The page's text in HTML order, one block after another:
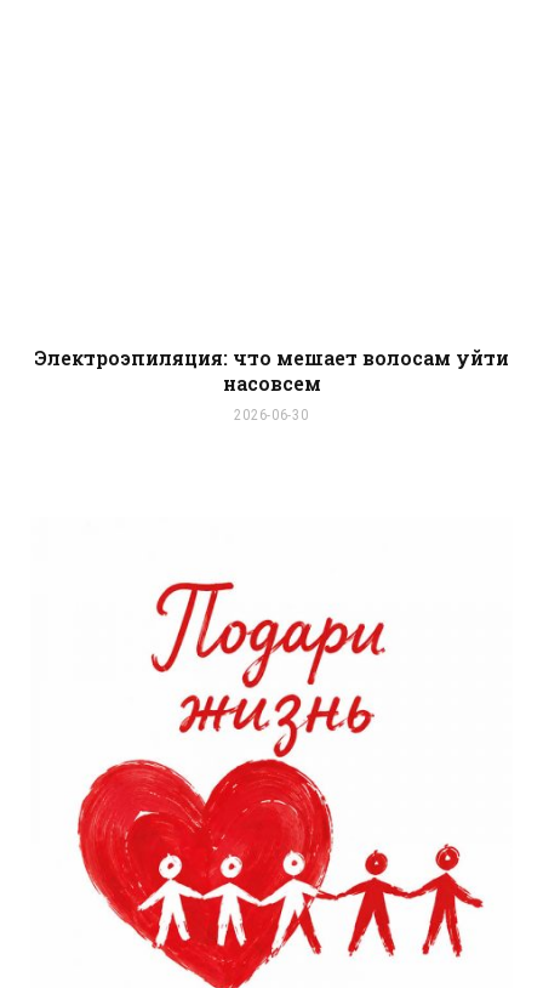
Электроэпиляция: что мешает волосам уйти
насовсем
2026-06-30